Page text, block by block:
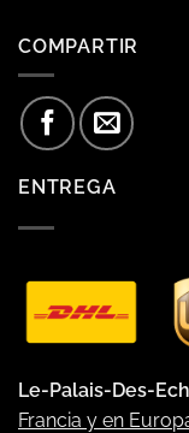
COMPARTIR
ENTREGA
Le-Palais-Des-
Francia y en